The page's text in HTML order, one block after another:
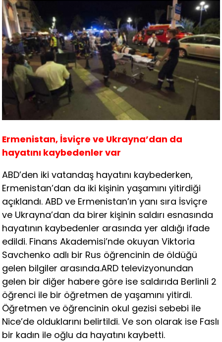
Ermenistan, İsviçre ve Ukrayna’dan da
hayatını kaybedenler var
ABD’den iki vatandaş hayatını kaybederken,
Ermenistan’dan da iki kişinin yaşamını yitirdiği
açıklandı. ABD ve Ermenistan’ın yanı sıra İsviçre
ve Ukrayna’dan da birer kişinin saldırı esnasında
hayatının kaybedenler arasında yer aldığı ifade
edildi. Finans Akademisi’nde okuyan Viktoria
Savchenko adlı bir Rus öğrencinin de öldüğü
gelen bilgiler arasında.ARD televizyonundan
gelen bir diğer habere göre ise saldırıda Berlinli 2
öğrenci ile bir öğretmen de yaşamını yitirdi.
Öğretmen ve öğrencinin okul gezisi sebebi ile
Nice’de olduklarını belirtildi. Ve son olarak ise Faslı
bir kadın ile oğlu da hayatını kaybetti.